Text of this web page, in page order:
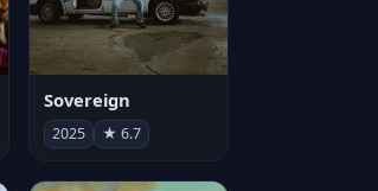
Sovereign
2025 ★ 6.7